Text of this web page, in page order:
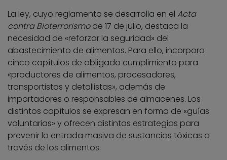
La ley, cuyo reglamento se desarrolla en el Acta
contra Bioterrorismode 17 de julio, destaca la
necesidad de «reforzar la seguridad» del
abastecimiento de alimentos. Para ello, incorpora
cinco capítulos de obligado cumplimiento para
«productores de alimentos, procesadores,
transportistas y detallistas», además de
importadores o responsables de almacenes. Los
distintos capítulos se expresan en forma de «guías
voluntarias» y ofrecen distintas estrategias para
prevenir la entrada masiva de sustancias tóxicas a
través de los alimentos.